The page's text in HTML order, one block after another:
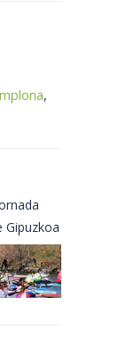
,
Gipuzkoa